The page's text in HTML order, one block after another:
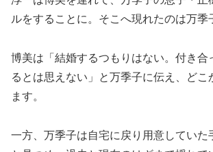
ルをすることに。そこへ現れたのは万季
博美は「結婚するつもりはない。付き合
るとは思えない」と万季子に伝え、どこ
ます。
一方、万季子は自宅に戻り用意していた